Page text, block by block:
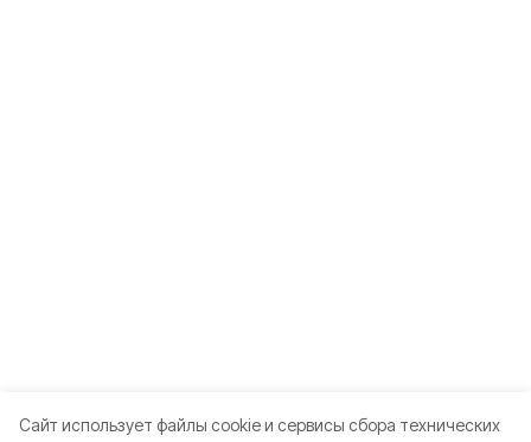
Cайт использует файлы cookie и сервисы сбора технических